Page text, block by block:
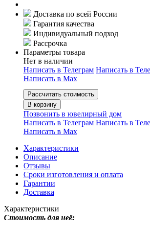
Доставка по всей России
Гарантия качества
Индивидуальный подход
Рассрочка
Параметры товара
Нет в наличии
Написать в Телеграм Написать в
Написать в Мах
Рассчитать стоимость
В корзину
Позвонить в ювелирный дом
Написать в Телеграм Написать в
Написать в Мах
Характеристики
Описание
Отзывы
Сроки изготовления и оплата
Гарантии
Доставка
Характеристики
Стоимость для неё: